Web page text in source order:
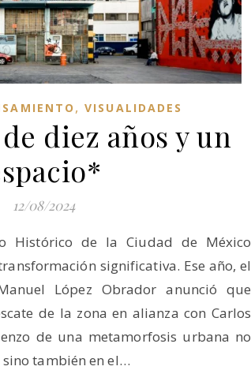
,VISUALIDADES
diez años y un
12/08/2024
Histórico de la Ciudad de México
significativa. Ese año, el
López Obrador anunció que
de la zona en alianza con Carlos
de una metamorfosis urbana no
también en el…